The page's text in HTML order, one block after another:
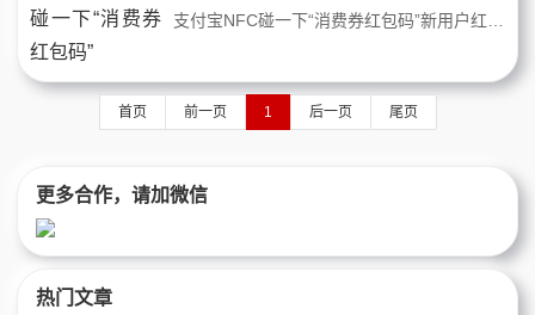
首页 前一页 1 后一页 尾页
更多合作，请加微信
热门文章